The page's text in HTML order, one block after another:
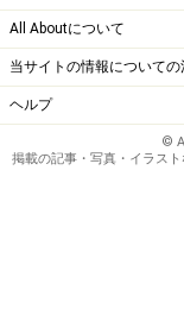
All Aboutについて
当サイトの情報についての
ヘルプ
©
掲載の記事・写真・イラス